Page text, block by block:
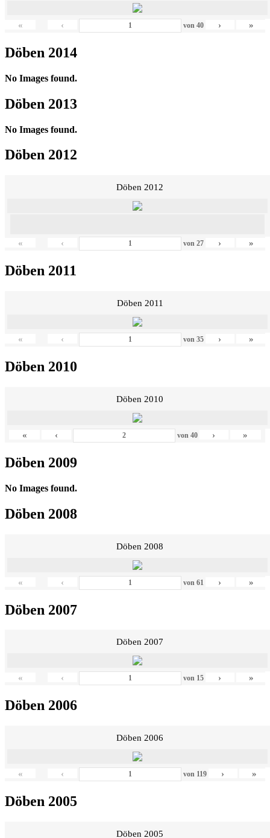
« ‹ von 40 › »
Döben 2014
No Images found.
Döben 2013
No Images found.
Döben 2012
Döben 2012
« ‹ von 27 › »
Döben 2011
Döben 2011
« ‹ von 35 › »
Döben 2010
Döben 2010
« ‹ von 40 › »
Döben 2009
No Images found.
Döben 2008
Döben 2008
« ‹ von 61 › »
Döben 2007
Döben 2007
« ‹ von 15 › »
Döben 2006
Döben 2006
« ‹ von 119 › »
Döben 2005
Döben 2005